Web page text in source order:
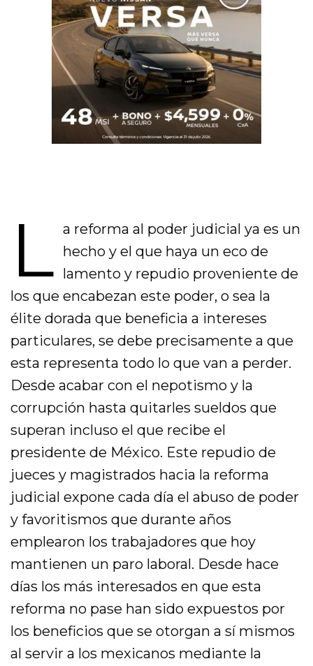
L a reforma al poder judicial ya es un
hecho y el que haya un eco de
lamento y repudio proveniente de
los que encabezan este poder, o sea la
élite dorada que beneficia a intereses
particulares, se debe precisamente a que
esta representa todo lo que van a perder.
Desde acabar con el nepotismo y la
corrupción hasta quitarles sueldos que
superan incluso el que recibe el
presidente de México. Este repudio de
jueces y magistrados hacia la reforma
judicial expone cada día el abuso de poder
y favoritismos que durante años
emplearon los trabajadores que hoy
mantienen un paro laboral. Desde hace
días los más interesados en que esta
reforma no pase han sido expuestos por
los beneficios que se otorgan a sí mismos
al servir a los mexicanos mediante la